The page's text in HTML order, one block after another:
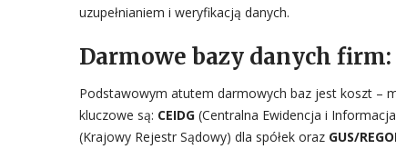
uzupełnianiem i weryfikacją danych.
Darmowe bazy danych
Podstawowym atutem darmowych baz jest koszt –
kluczowe są: CEIDG (Centralna Ewidencja i
(Krajowy Rejestr Sądowy) dla spółek oraz GUS/